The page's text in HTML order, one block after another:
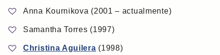
Anna Kournikova (2001 – actualmente)
Samantha Torres (1997)
Christina Aguilera (1998)